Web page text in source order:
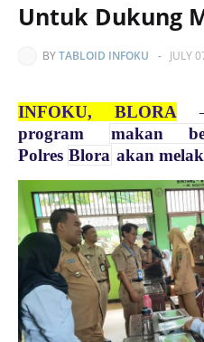
Untuk Dukung
BYTABLOID INFOKU - JULY
INFOKU, BLORA
program makan
Polres Blora akan